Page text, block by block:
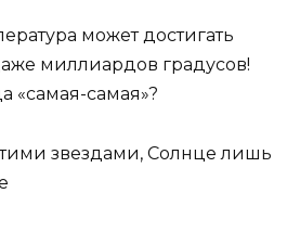
может достигать
миллиардов градусов!
«самая-самая»?
звездами, Солнце лишь